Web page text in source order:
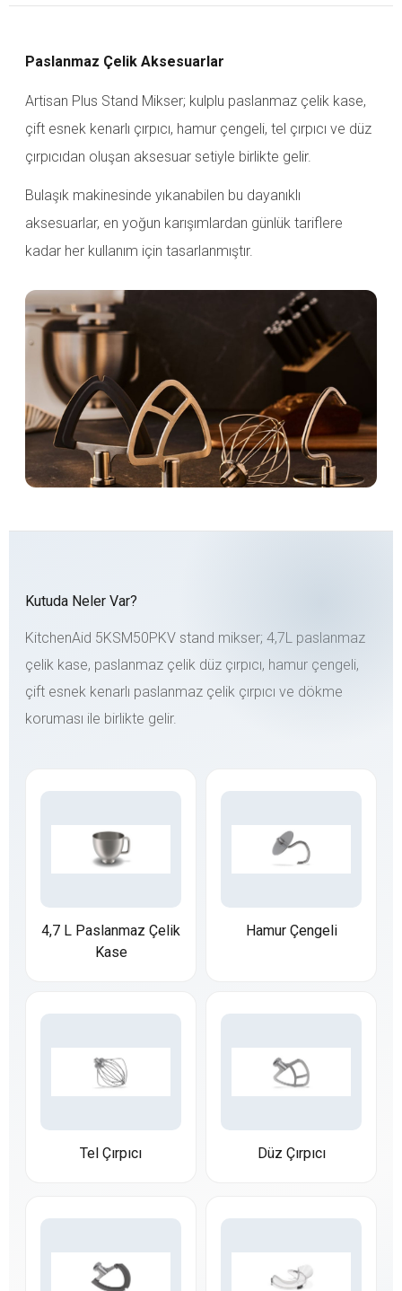
Paslanmaz Çelik Aksesuarlar
Artisan Plus Stand Mikser; kulplu paslanmaz çelik kase,
çift esnek kenarlı çırpıcı, hamur çengeli, tel çırpıcı ve düz
çırpıcıdan oluşan aksesuar setiyle birlikte gelir.
Bulaşık makinesinde yıkanabilen bu dayanıklı
aksesuarlar, en yoğun karışımlardan günlük tariflere
kadar her kullanım için tasarlanmıştır.
Kutuda Neler Var?
KitchenAid 5KSM50PKV stand mikser; 4,7L paslanmaz
çelik kase, paslanmaz çelik düz çırpıcı, hamur çengeli,
çift esnek kenarlı paslanmaz çelik çırpıcı ve dökme
koruması ile birlikte gelir.
4,7 L Paslanmaz Çelik
Kase
Hamur Çengeli
Tel Çırpıcı Düz Çırpıcı